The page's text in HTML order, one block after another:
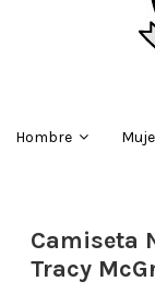
Hombre
Camiseta
Tracy